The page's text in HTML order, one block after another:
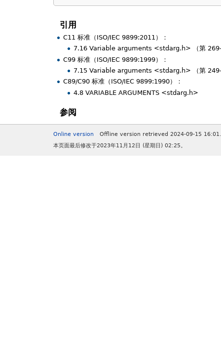
引用
C11 标准（ISO/IEC 9899:2011）：
7.16 Variable arguments <stdarg.h> （第
C99 标准（ISO/IEC 9899:1999）：
7.15 Variable arguments <stdarg.h> （第
C89/C90 标准（ISO/IEC 9899:1990）：
4.8 VARIABLE ARGUMENTS <stdarg.h>
参阅
Online version
Offline version retrieved 2024-09-15 16:01.
本页面最后修改于2023年11月12日 (星期日) 02:25。